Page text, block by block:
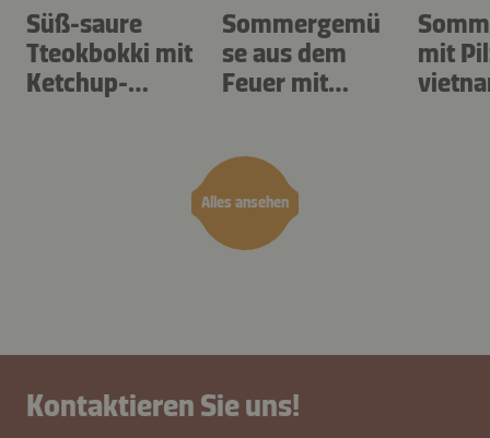
Alles ansehen
Süß-saure
Tteokbokki mit
Ketchup-
Sommergemü
se aus dem
Feuer mit
mit
Kontaktieren Sie uns!